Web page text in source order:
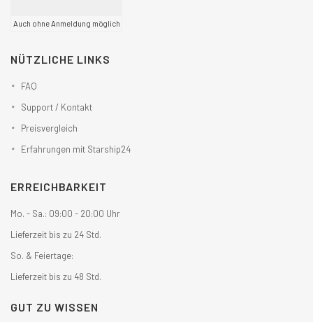
Auch ohne Anmeldung möglich
NÜTZLICHE LINKS
FAQ
Support / Kontakt
Preisvergleich
Erfahrungen mit Starship24
ERREICHBARKEIT
Mo. - Sa.: 09:00 - 20:00 Uhr
Lieferzeit bis zu 24 Std.
So. & Feiertage:
Lieferzeit bis zu 48 Std.
GUT ZU WISSEN